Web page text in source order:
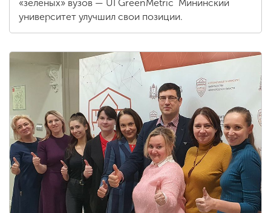
«зеленых» вузов — UI GreenMetric Мининский
университет улучшил свои позиции.